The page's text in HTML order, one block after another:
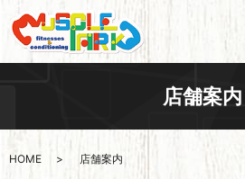
店舗案内
HOME 店舗案内